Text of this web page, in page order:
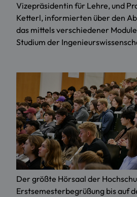
Vizepräsidentin für Lehre, und
Ketterl, informierten über den
das mittels verschiedener
Studium der
Der größte Hörsaal der
Erstsemesterbegrüßung bis auf